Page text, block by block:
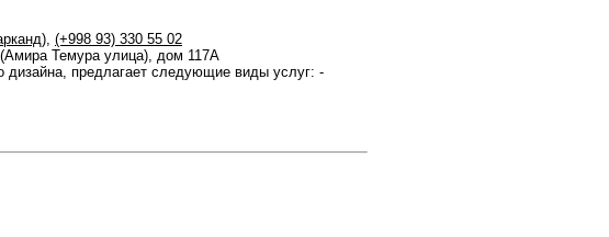
, (+998 93) 330 55 02
Темура улица), дом 117А
дизайна, предлагает следующие виды услуг: -